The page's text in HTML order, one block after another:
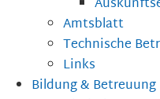
Amtsblatt
Technische
Links
Bildung & Betreuung